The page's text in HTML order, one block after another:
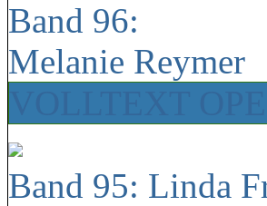
Band 96:
Melanie Reymer
Band 95: Linda